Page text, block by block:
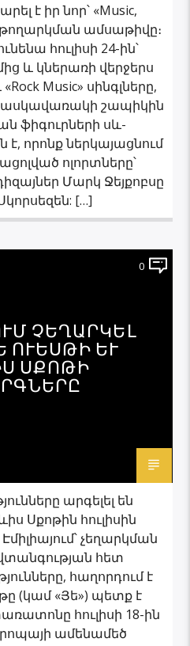
է իր նոր՝ «Music,
թողարկման ամսաթիվը։
հուլիսի 24-ին՝
և կներառի վերջերս
Music» սինգլները,
շապիկին
ֆիգուրների սև-
որոնք ներկայացնում
ոլորտները՝
Մարկ Ջեյքոբսը
[…]
0
ՉԵՂԱՐԿԵԼ
ՈՒԵՍԹԻ ԵՒ
ՍՔՈԹԻ
արգելել են
Սքոթին հուլիսին
չեղարկման
հետ
հաղորդում է
(կամ «Յե») պետք է
հուլիսի 18-ին
ամենամեծ